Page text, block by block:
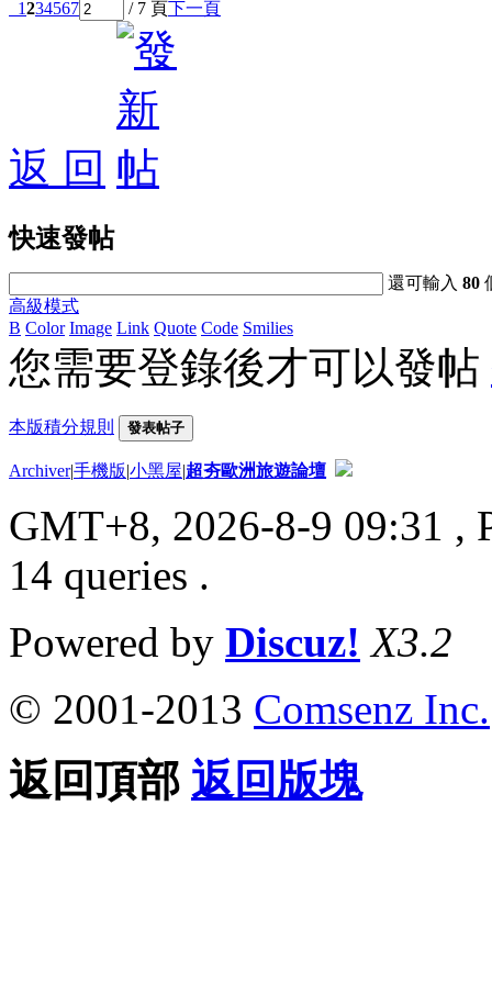
1234567 / 7 頁下一頁
返 回
快速發帖
還可輸入80
高級模式
B Color Image Link Quote Code Smilies
您需要登錄後才可以發帖
本版積分規則 發表帖子
Archiver|手機版|小黑屋|超夯歐洲旅遊論壇
GMT+8, 2026-8-9 09:31 ,
14 queries .
Powered by Discuz! X3.2
© 2001-2013 Comsenz Inc.
返回頂部 返回版塊